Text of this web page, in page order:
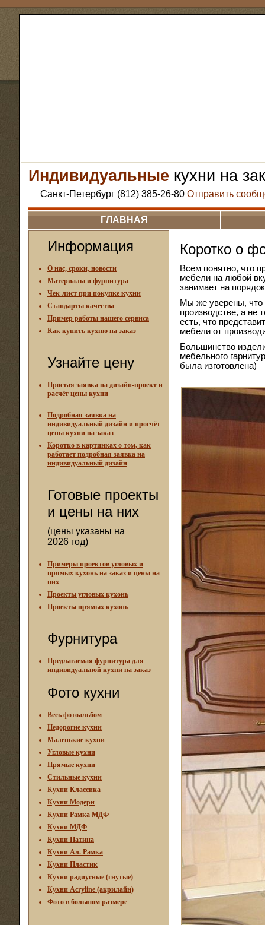
Индивидуальные кухни на
Санкт-Петербург (812) 385-26-80 Отправить
ГЛАВНАЯ
Информация
О нас, сроки, новости
Материалы и фурнитура
Чек-лист при покупке кухни
Стандарты качества
Пример работы нашего сервиса
Как купить кухню на заказ
Узнайте цену
Простая заявка на дизайн-проект и
расчёт цены кухни
Подробная заявка на
индивидуальный дизайн и просчёт
цены кухни на заказ
Коротко в картинках о том, как
работает подробная заявка на
индивидуальный дизайн
Готовые проекты
и цены на них
(цены указаны на
2026 год)
Примеры проектов угловых и
прямых кухонь на заказ и цены на
них
Проекты угловых кухонь
Проекты прямых кухонь
Фурнитура
Предлагаемая фурнитура для
индивидуальной кухни на заказ
Фото кухни
Весь фотоальбом
Недорогие кухни
Маленькие кухни
Угловые кухни
Прямые кухни
Стильные кухни
Кухни Классика
Кухни Модерн
Кухни Рамка МДФ
Кухни МДФ
Кухни Патина
Кухни Ал. Рамка
Кухни Пластик
Кухни радиусные (гнутые)
Кухни Acryline (акрилайн)
Фото в большом размере
Коротко о
Всем понятно, что
мебели на любой
занимает на
Мы же уверены, что
производстве, а не
есть, что
мебели от
Большинство
мебельного
была изготовлена)